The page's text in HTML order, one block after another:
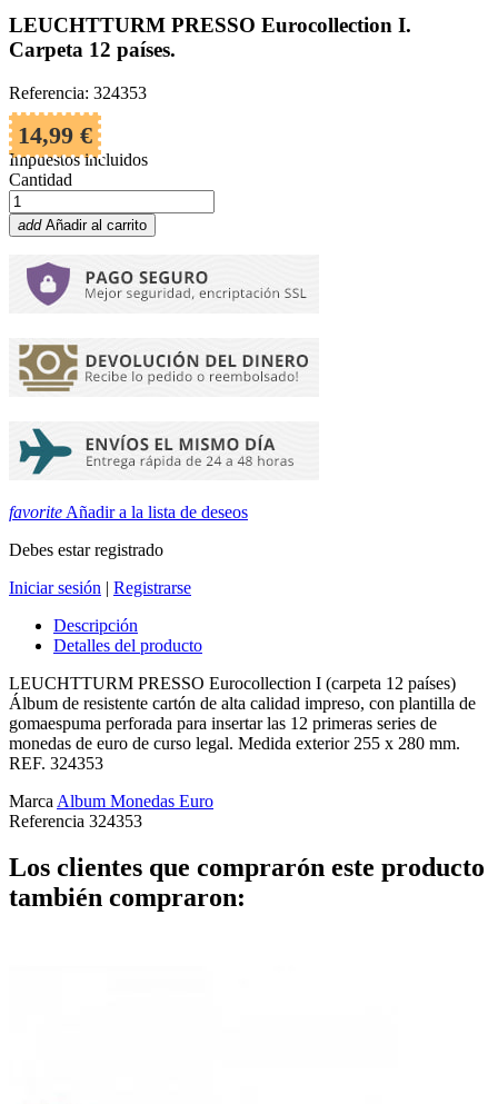
LEUCHTTURM PRESSO Eurocollection I.
Carpeta 12 países.
Referencia: 324353
14,99 €
Impuestos incluidos
Cantidad
add Añadir al carrito
favorite Añadir a la lista de deseos
Debes estar registrado
Iniciar sesión | Registrarse
Descripción
Detalles del producto
LEUCHTTURM PRESSO Eurocollection I (carpeta 12 países)
Álbum de resistente cartón de alta calidad impreso, con plantilla de
gomaespuma perforada para insertar las 12 primeras series de
monedas de euro de curso legal. Medida exterior 255 x 280 mm.
REF. 324353
Marca Album Monedas Euro
Referencia 324353
Los clientes que comprarón este producto
también compraron: